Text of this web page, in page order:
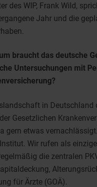
des WIP, Frank Wild,
Jahr und die
braucht das deutsche
Untersuchungen mit
in Deutschland
Gesetzlichen
gern etwas
Wir rufen als
die zentralen
für Ärzte (GOÄ).